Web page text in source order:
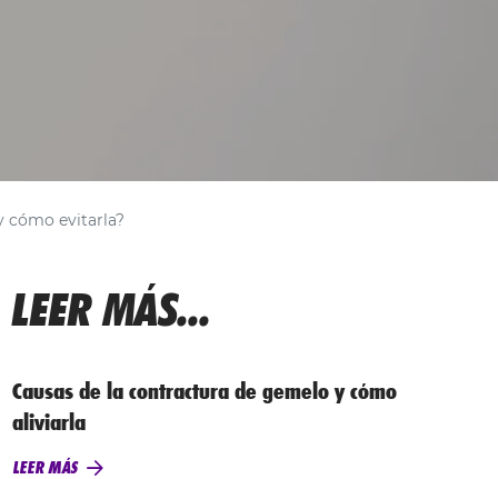
cómo evitarla?
LEER MÁS...
Causas de la contractura de gemelo y cómo
aliviarla
LEER MÁS